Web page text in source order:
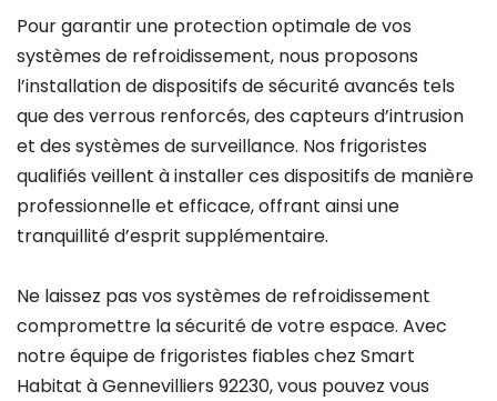
Pour garantir une protection optimale de vos
systèmes de refroidissement, nous proposons
l’installation de dispositifs de sécurité avancés tels
que des verrous renforcés, des capteurs d’intrusion
et des systèmes de surveillance. Nos frigoristes
qualifiés veillent à installer ces dispositifs de manière
professionnelle et efficace, offrant ainsi une
tranquillité d’esprit supplémentaire.
Ne laissez pas vos systèmes de refroidissement
compromettre la sécurité de votre espace. Avec
notre équipe de frigoristes fiables chez Smart
Habitat à Gennevilliers 92230, vous pouvez vous